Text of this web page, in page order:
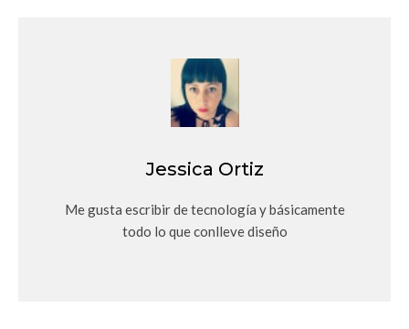
Jessica Ortiz
Me gusta escribir de tecnología y básicamente
todo lo que conlleve diseño